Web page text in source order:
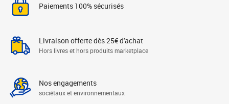
Paiements 100% sécurisés
Livraison offerte dès 25€ d'achat
Hors livres et hors produits marketplace
Nos engagements
sociétaux et environnementaux